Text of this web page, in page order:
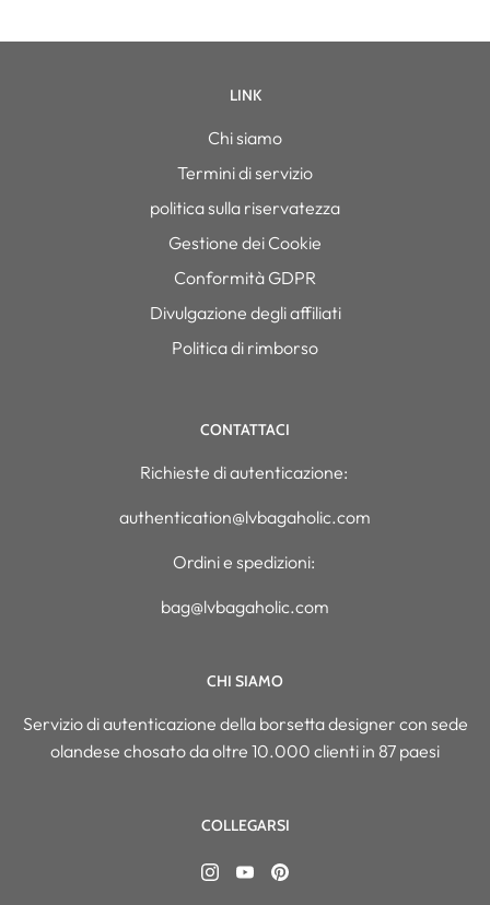
LINK
Chi siamo
Termini di servizio
politica sulla riservatezza
Gestione dei Cookie
Conformità GDPR
Divulgazione degli affiliati
Politica di rimborso
CONTATTACI
Richieste di autenticazione:
authentication@lvbagaholic.com
Ordini e spedizioni:
bag@lvbagaholic.com
CHI SIAMO
Servizio di autenticazione della borsetta designer con sede
olandese chosato da oltre 10.000 clienti in 87 paesi
COLLEGARSI